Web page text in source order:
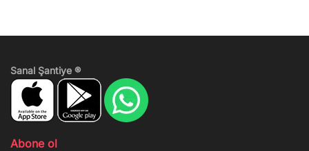
Sanal Şantiye ®
Abone ol